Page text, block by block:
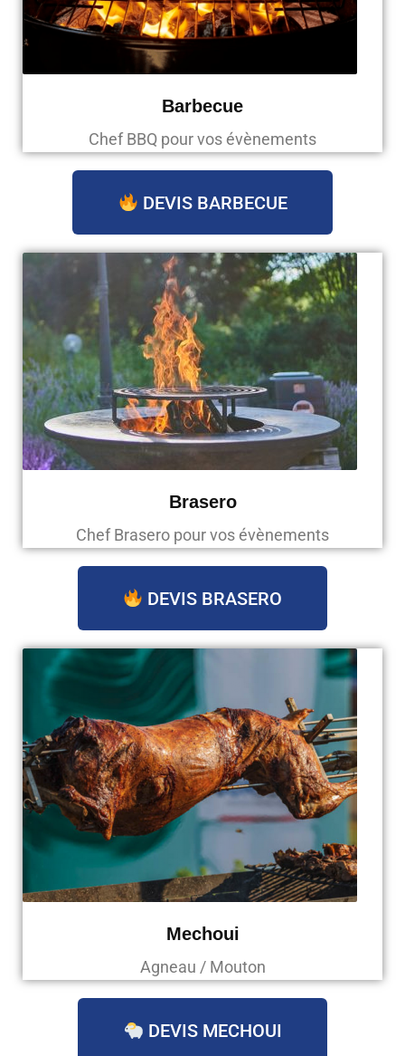
Barbecue
Chef BBQ pour vos évènements
DEVIS BARBECUE
Brasero
Chef Brasero pour vos évènements
DEVIS BRASERO
Mechoui
Agneau / Mouton
DEVIS MECHOUI